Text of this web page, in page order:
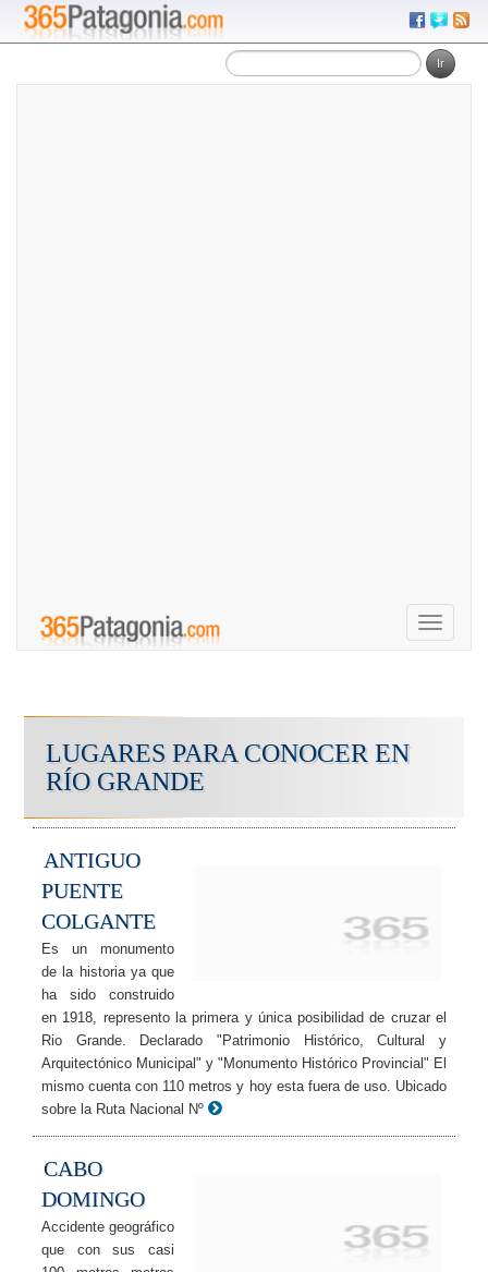
Toggle
LUGARES PARA CONOCER EN
RÍO GRANDE
ANTIGUO
PUENTE
COLGANTE
Es un monumento
de la historia ya que
ha sido construido
en 1918, represento la primera y única posibilidad de cruzar el
Rio Grande. Declarado "Patrimonio Histórico, Cultural y
Arquitectónico Municipal" y "Monumento Histórico Provincial" El
mismo cuenta con 110 metros y hoy esta fuera de uso. Ubicado
sobre la Ruta Nacional Nº
CABO
DOMINGO
Accidente geográfico
que con sus casi